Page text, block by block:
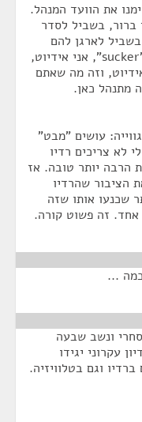
את הוועד המנהל.
ברור, בשביל לסדר
בשביל לארגן להם
רשות שידור שתעשה פוליטיקה – אני "sucker", אני אידיוט,
וזה מה שאתם
מתנהל כאן.
עושים "מבט"
לא צריכים רדיו
הרבה יותר טובה. אז
הציבור שהרדיו
שכנעו אותו שזה
אחד. זה פשוט קורה.
...
ונשב שבעה
עקרוני יגידו
וגם בטלוויזיה.